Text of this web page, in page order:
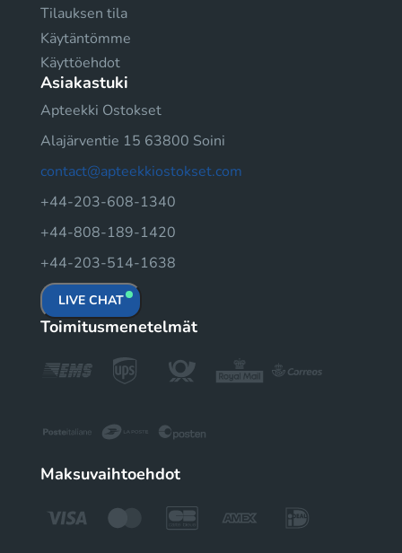
Tilauksen tila
Käytäntömme
Käyttöehdot
Asiakastuki
Apteekki Ostokset
Alajärventie 15 63800 Soini
contact@apteekkiostokset.com
+44-203-608-1340
+44-808-189-1420
+44-203-514-1638
LIVE CHAT
Toimitusmenetelmät
Maksuvaihtoehdot